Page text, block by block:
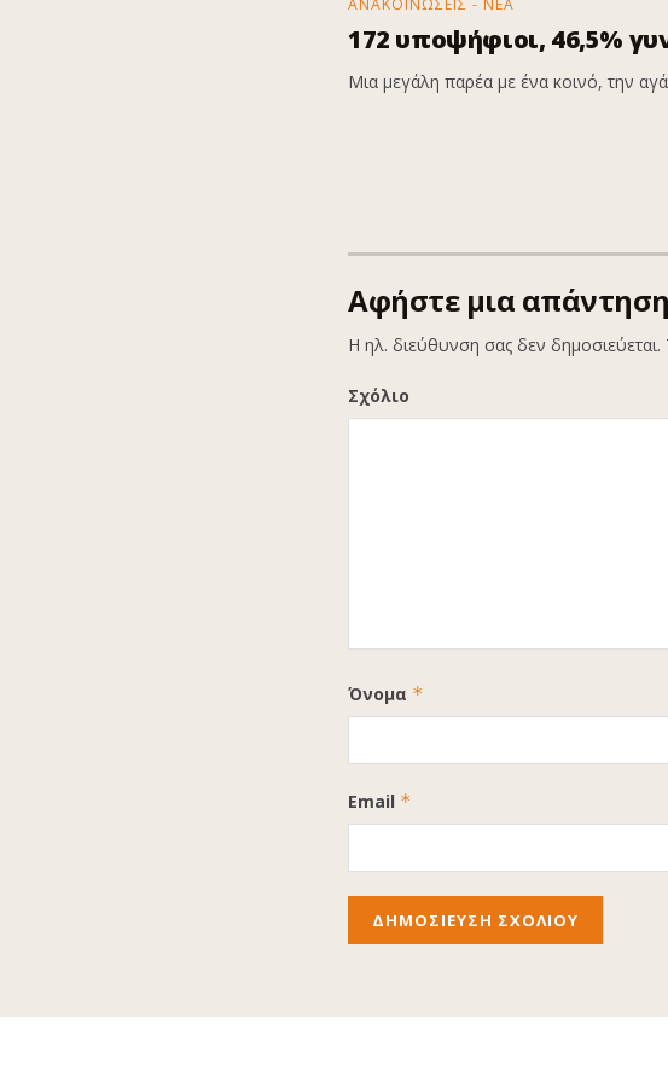
ΑΝΑΚΟΙΝΩΣΕΙΣ - ΝΕΑ
172 υποψήφιοι, 46,5%
Μια μεγάλη παρέα με ένα κοινό, την
Αφήστε μια απάντηση
Η ηλ. διεύθυνση σας δεν δημοσιεύεται.
Σχόλιο
Όνομα *
Email *